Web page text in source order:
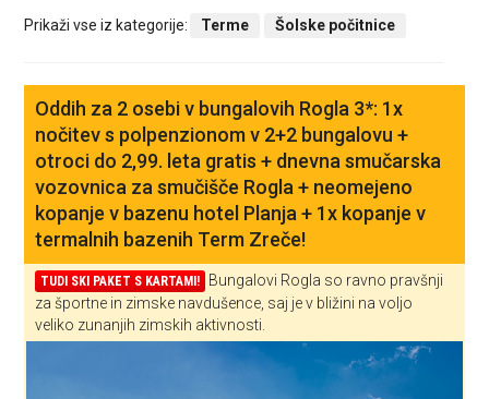
Prikaži vse iz kategorije: Terme Šolske počitnice
Oddih za 2 osebi v bungalovih Rogla 3*: 1x
nočitev s polpenzionom v 2+2 bungalovu +
otroci do 2,99. leta gratis + dnevna smučarska
vozovnica za smučišče Rogla + neomejeno
kopanje v bazenu hotel Planja + 1x kopanje v
termalnih bazenih Term Zreče!
TUDI SKI PAKET S KARTAMI!
Bungalovi Rogla so ravno pravšnji
za športne in zimske navdušence, saj je v bližini na voljo
veliko zunanjih zimskih aktivnosti.